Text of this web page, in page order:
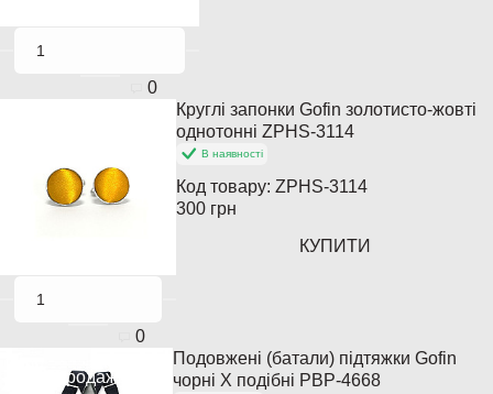
0
0
Круглі запонки Gofin золотисто-жовті
однотонні ZPHS-3114
В наявності
Код товару:ZPHS-3114
300 грн
КУПИТИ
Хіт продажів
Подовжені (батали) підтяжки Gofin
чорні X подібні PBP-4668